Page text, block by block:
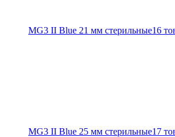
MG3 II Blue 21 мм стерильные16
MG3 II Blue 25 мм стерильные17